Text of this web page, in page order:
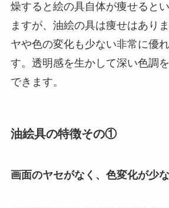
燥すると絵の具自体が痩せると
ますが、油絵の具は痩せはあり
ヤや色の変化も少ない非常に優
す。透明感を生かして深い色調
できます。
油絵具の特徴その①
画面のヤセがなく、色変化が少